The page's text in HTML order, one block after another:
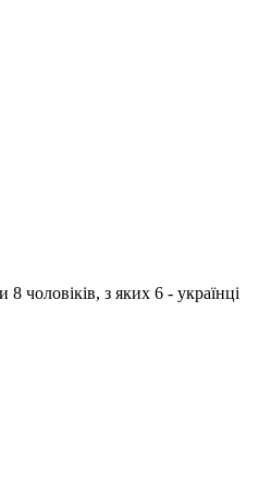
чоловіків, з яких 6 - українці